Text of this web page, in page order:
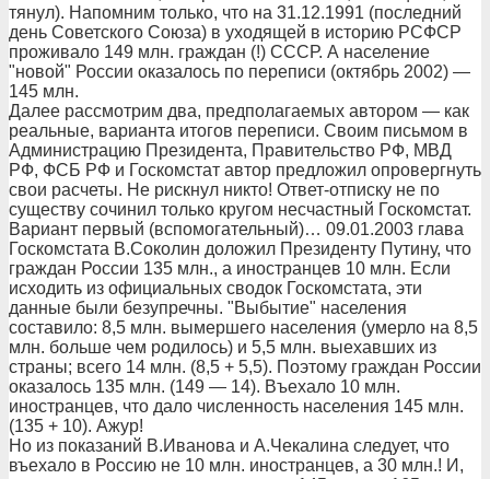
тянул). Напомним только, что на 31.12.1991 (последний
день Советского Союза) в уходящей в историю РСФСР
проживало 149 млн. граждан (!) СССР. А население
"новой" России оказалось по переписи (октябрь 2002) —
145 млн.
Далее рассмотрим два, предполагаемых автором — как
реальные, варианта итогов переписи. Своим письмом в
Администрацию Президента, Правительство РФ, МВД
РФ, ФСБ РФ и Госкомстат автор предложил опровергнуть
свои расчеты. Не рискнул никто! Ответ-отписку не по
существу сочинил только кругом несчастный Госкомстат.
Вариант первый (вспомогательный)… 09.01.2003 глава
Госкомстата В.Соколин доложил Президенту Путину, что
граждан России 135 млн., а иностранцев 10 млн. Если
исходить из официальных сводок Госкомстата, эти
данные были безупречны. "Выбытие" населения
составило: 8,5 млн. вымершего населения (умерло на 8,5
млн. больше чем родилось) и 5,5 млн. выехавших из
страны; всего 14 млн. (8,5 + 5,5). Поэтому граждан России
оказалось 135 млн. (149 — 14). Въехало 10 млн.
иностранцев, что дало численность населения 145 млн.
(135 + 10). Ажур!
Но из показаний В.Иванова и А.Чекалина следует, что
въехало в Россию не 10 млн. иностранцев, а 30 млн.! И,